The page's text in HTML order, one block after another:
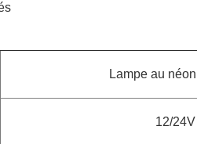
Lampe au
12/24V